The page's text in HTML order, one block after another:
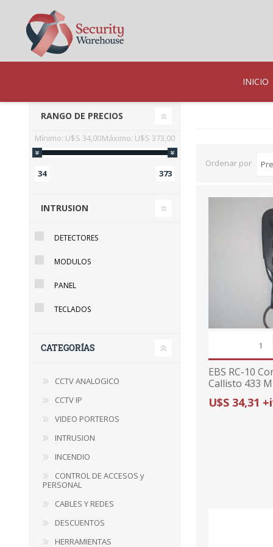
INICIO
Ordenar por
EBS RC-10
Callisto 433
U$S 34,31
RANGO DE PRECIOS
Mínimo: U$S 34,00Máximo: U$S 373,00
34 373
INTRUSION
DETECTORES
MODULOS
PANEL
TECLADOS
CATEGORÍAS
CCTV ANALOGICO
CCTV IP
VIDEO PORTEROS
INTRUSION
INCENDIO
CONTROL DE ACCESOS y
PERSONAL
CABLES Y REDES
DESCUENTOS
HERRAMIENTAS